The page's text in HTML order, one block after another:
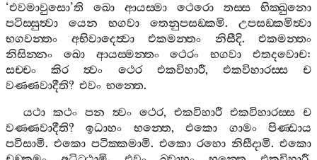
‘එවමාවුසො’ති ඛො ආයස‍්මා ථෙරො තස‍්ස
භික‍්ඛුනො
පටිස‍්සුත්‍වා
යෙන භගවා තෙනුපසඞ‍්කමි. උපසඞ‍්කමිත්‍වා
භගවන‍්තං
අභිවාදෙත්‍වා එකමන‍්තං නිසීදි. එකමන‍්තං
නිසින‍්නං
ඛො ආයස‍්මන‍්තං ථෙරං භගවා එතදවොච:
සච‍්චං
කිර ත්‍වං ථෙර එකවිහාරී, එකවිහාරස‍්ස
ච
වණ‍්ණවාදීති? එවං භන‍්තෙ.
යථා කථං පන ත්‍වං ථෙර, එකවිහාරී එකවිහාරස‍්ස ච
වණ‍්ණවාදීති?ඉධාහං භන‍්තෙ,එකො ගාමං
පිණ‍්ඩාය
පවිසාමි. එකො පටික‍්කමාමි. එකො රහො නිසීදාමි. එකො